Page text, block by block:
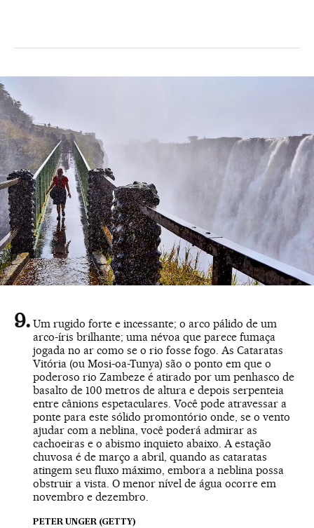
Um rugido forte e incessante; o arco pálido de um
arco-íris brilhante; uma névoa que parece fumaça
jogada no ar como se o rio fosse fogo. As Cataratas
Vitória (ou Mosi-oa-Tunya) são o ponto em que o
poderoso rio Zambeze é atirado por um penhasco de
basalto de 100 metros de altura e depois serpenteia
entre cânions espetaculares. Você pode atravessar a
ponte para este sólido promontório onde, se o vento
ajudar com a neblina, você poderá admirar as
cachoeiras e o abismo inquieto abaixo. A estação
chuvosa é de março a abril, quando as cataratas
atingem seu fluxo máximo, embora a neblina possa
obstruir a vista. O menor nível de água ocorre em
novembro e dezembro.
PETER UNGER (GETTY)